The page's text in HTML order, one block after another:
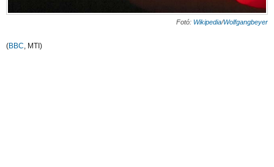
Fotó: Wikipedia/Wolfgangbeyer
(BBC, MTI)